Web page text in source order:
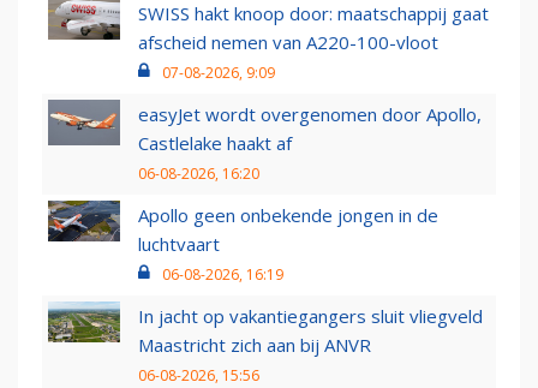
SWISS hakt knoop door: maatschappij gaat
afscheid nemen van A220-100-vloot
07-08-2026, 9:09
easyJet wordt overgenomen door Apollo,
Castlelake haakt af
06-08-2026, 16:20
Apollo geen onbekende jongen in de
luchtvaart
06-08-2026, 16:19
In jacht op vakantiegangers sluit vliegveld
Maastricht zich aan bij ANVR
06-08-2026, 15:56